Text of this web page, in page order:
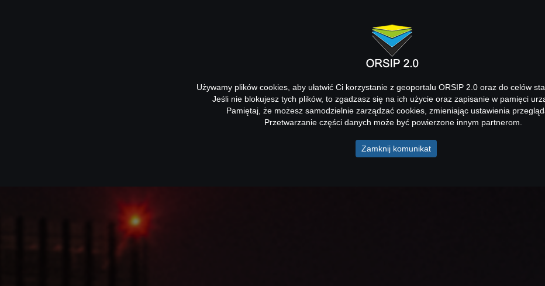
Używamy plików cookies, aby ułatwić Ci korzystanie z geoportalu ORSIP 2.0 oraz do celów
Jeśli nie blokujesz tych plików, to zgadzasz się na ich użycie oraz zapisanie w pamięci
Pamiętaj, że możesz samodzielnie zarządzać cookies, zmieniając ustawienia
Przetwarzanie części danych może być powierzone innym partnerom.
Zamknij komunikat